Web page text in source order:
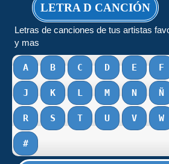
LETRA D CANCIÓN
Letras de canciones de tus artistas
y mas
A B C D E F
J K L M N Ñ
R S T U V W
#